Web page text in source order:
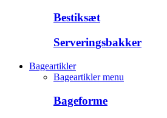
Bestiksæt
Serveringsbakker
Bageartikler
Bageartikler menu
Bageforme